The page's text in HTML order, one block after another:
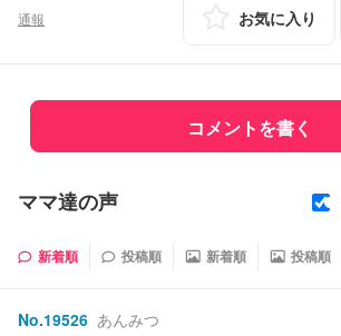
通報 お気に入り
コメントを書く
ママ達の声
新着順 投稿順 新着順 投稿順
No.19526 あんみつ